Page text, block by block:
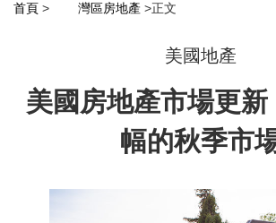
首頁 > 灣區房地產 >正文
美國地產
美國房地產市場更新
幅的秋季市